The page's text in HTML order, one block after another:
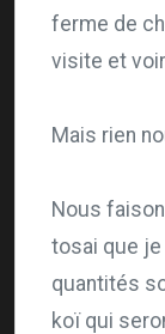
ferme de
visite et
Mais rien
Nous
tosai que
quantités
koï qui